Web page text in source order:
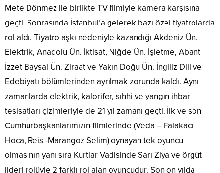
Mete Dönmez ile birlikte TV filmiyle kamera karşısına
geçti. Sonrasında İstanbul’a gelerek bazı özel tiyatrolarda
rol aldı. Tiyatro aşkı nedeniyle kazandığı Akdeniz Ün.
Elektrik, Anadolu Ün. İktisat, Niğde Ün. İşletme, Abant
İzzet Baysal Ün. Ziraat ve Yakın Doğu Ün. İngiliz Dili ve
Edebiyatı bölümlerinden ayrılmak zorunda kaldı. Aynı
zamanlarda elektrik, kalorifer, sıhhi ve yangın ihbar
tesisatları çizimleriyle de 21 yıl zamanı geçti. İlk ve son
Cumhurbaşkanlarımızın filmlerinde (Veda – Falakacı
Hoca, Reis -Marangoz Selim) oynayan tek oyuncu
olmasının yanı sıra Kurtlar Vadisinde Sarı Ziya ve örgüt
lideri rolüyle 2 farklı rol alan oyuncudur. Son on yılda